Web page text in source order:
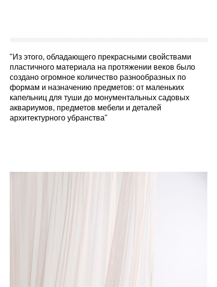
"Из этого, обладающего прекрасными свойствами
пластичного материала на протяжении веков было
создано огромное количество разнообразных по
формам и назначению предметов: от маленьких
капельниц для туши до монументальных садовых
аквариумов, предметов мебели и деталей
архитектурного убранства"